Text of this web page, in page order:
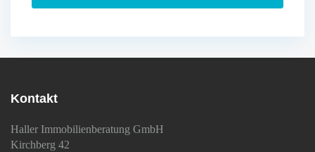
Kontakt
Haller Immobilienberatung GmbH
Kirchberg 42